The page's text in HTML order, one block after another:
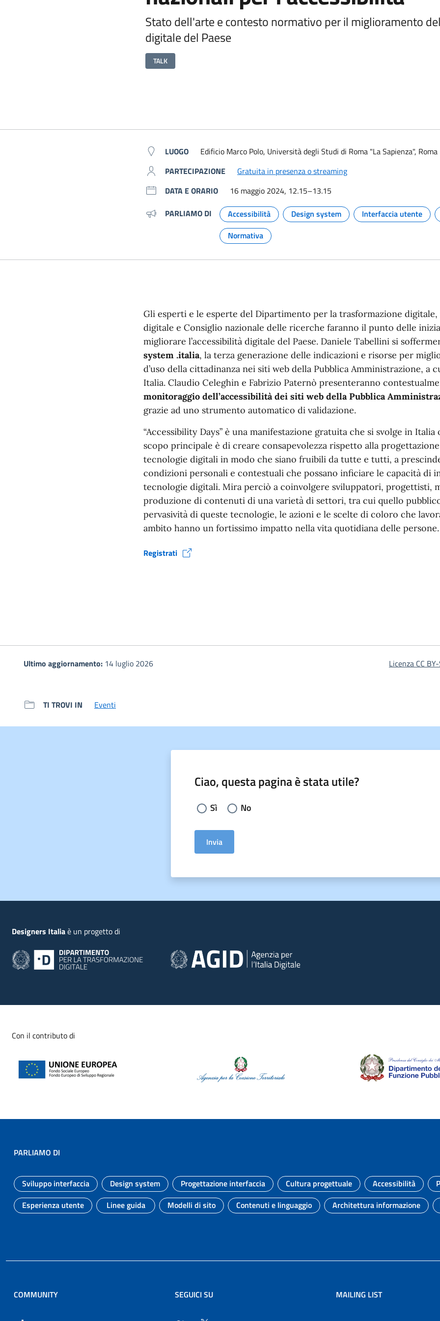
Stato dell'arte e contesto normativo per il miglioramento
digitale del Paese
TALK
Metadati e link per approfondire
LUOGO
Edificio Marco Polo, Università degli Studi di Roma "La Sapienza", Roma
PARTECIPAZIONE
Gratuita in presenza o streaming(si apre in una nuova finestra)
DATA E ORARIO
16 maggio 2024, 12.15–13.15
PARLIAMO DI
Argomento:
Accessibilità
Argomento:
Design system
Argomento:
Interfaccia utente
Argomento:
Normativa
Gli esperti e le esperte del Dipartimento per la trasformazione digitale,
digitale e Consiglio nazionale delle ricerche faranno il punto delle
migliorare l’accessibilità digitale del Paese. Daniele Tabellini si
system .italia, la terza generazione delle indicazioni e risorse per
d’uso della cittadinanza nei siti web della Pubblica Amministrazione, a
Italia. Claudio Celeghin e Fabrizio Paternò presenteranno
monitoraggio dell’accessibilità dei siti web della Pubblica
grazie ad uno strumento automatico di validazione.
“Accessibility Days” è una manifestazione gratuita che si svolge in
scopo principale è di creare consapevolezza rispetto alla
tecnologie digitali in modo che siano fruibili da tutte e tutti, a
condizioni personali e contestuali che possano inficiare le capacità di
tecnologie digitali. Mira perciò a coinvolgere sviluppatori, progettisti,
produzione di contenuti di una varietà di settori, tra cui quello
pervasività di queste tecnologie, le azioni e le scelte di coloro che
ambito hanno un fortissimo impatto nella vita quotidiana delle persone.
Registrati
(si apre in una nuova finestra)
Ultimo aggiornamento: 14 luglio 2026 Licenza CC
TI TROVI IN Eventi
Ciao, questa pagina è stata utile?
Scegli la risposta:
Sì No
Invia
Designers Italiaè un progetto di
Con il contributo di
PARLIAMO DI
Argomento:
Sviluppo interfaccia
Argomento:
Design system
Argomento:
Progettazione interfaccia
Argomento:
Cultura progettuale
Argomento:
Accessibilità
Argomento:
Esperienza utente
Argomento:
Linee guida
Argomento:
Modelli di sito
Argomento:
Contenuti e linguaggio
Argomento:
Architettura informazione
COMMUNITY SEGUICI SU MAILING LIST